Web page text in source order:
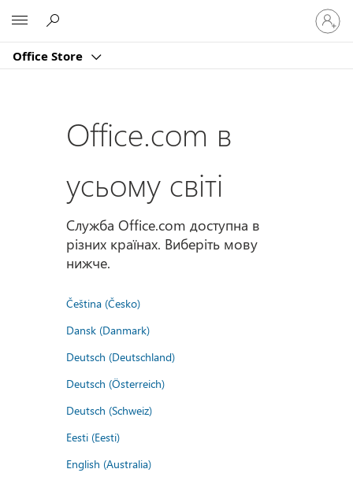
Office Store
свій
запис
Office.com в
усьому світі
Служба Office.com доступна в
різних країнах. Виберіть мову
нижче.
Čeština (Česko)
Dansk (Danmark)
Deutsch (Deutschland)
Deutsch (Österreich)
Deutsch (Schweiz)
Eesti (Eesti)
English (Australia)